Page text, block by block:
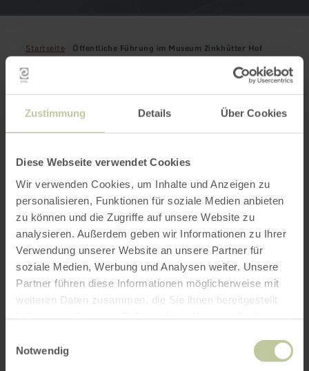
Zustimmung Details Über Cookies
Diese Webseite verwendet Cookies
Wir verwenden Cookies, um Inhalte und Anzeigen zu
personalisieren, Funktionen für soziale Medien anbieten
zu können und die Zugriffe auf unsere Website zu
analysieren. Außerdem geben wir Informationen zu Ihrer
Verwendung unserer Website an unsere Partner für
soziale Medien, Werbung und Analysen weiter. Unsere
Partner führen diese Informationen möglicherweise mit
weiteren Daten zusammen, die Sie ihnen bereitgestellt
Notwendig
Startseite Öffentliche Führung im Museum Zinkhütter Hof
Öffentliche Führung im
Museum Zinkhütter
Hof
30.08.26Weitere Termine
11:00
an jedem letzten Sonntag im Monat